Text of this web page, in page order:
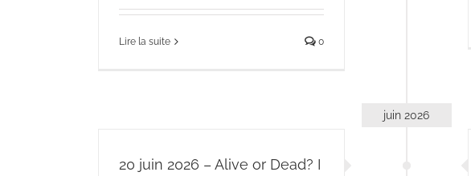
Lire la suite 0
juin 2026
20 juin 2026 – Alive or Dead? I